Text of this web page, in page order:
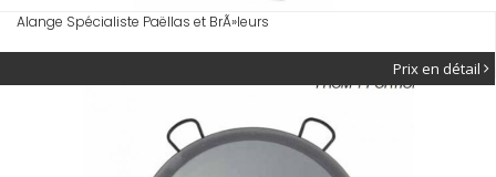
Alange Spécialiste Paëllas et BrÃ»leurs
Prix en détail